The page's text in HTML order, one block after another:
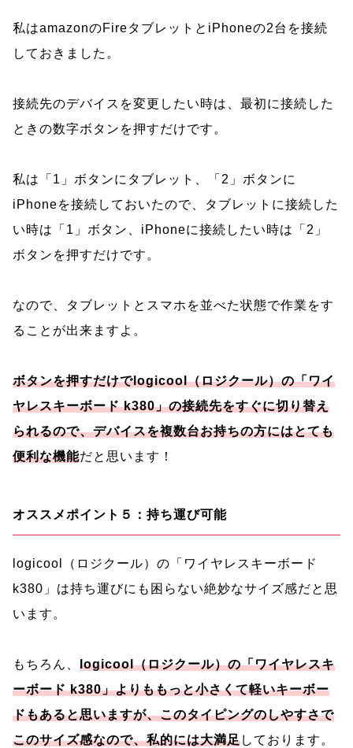
私はamazonのFireタブレットとiPhoneの2台を接続
しておきました。
接続先のデバイスを変更したい時は、最初に接続した
ときの数字ボタンを押すだけです。
私は「1」ボタンにタブレット、「2」ボタンに
iPhoneを接続しておいたので、タブレットに接続した
い時は「1」ボタン、iPhoneに接続したい時は「2」
ボタンを押すだけです。
なので、タブレットとスマホを並べた状態で作業をす
ることが出来ますよ。
ボタンを押すだけでlogicool（ロジクール）の「ワイ
ヤレスキーボード k380」の接続先をすぐに切り替え
られるので、デバイスを複数台お持ちの方にはとても
便利な機能だと思います！
オススメポイント５：持ち運び可能
logicool（ロジクール）の「ワイヤレスキーボード
k380」は持ち運びにも困らない絶妙なサイズ感だと思
います。
もちろん、 logicool（ロジクール）の「ワイヤレスキ
ーボード k380」よりももっと小さくて軽いキーボー
ドもあると思いますが、このタイピングのしやすさで
このサイズ感なので、私的には大満足しております。